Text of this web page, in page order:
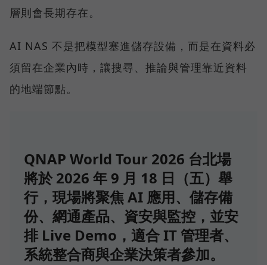
層則會長期存在。
AI NAS 不是把模型塞進儲存設備，而是在資料必
須留在企業內時，讓搜尋、推論與管理靠近資料
的地端節點。
QNAP World Tour 2026 台北場
將於 2026 年 9 月 18 日（五）舉
行，現場將聚焦 AI 應用、儲存備
份、網通產品、資安與監控，並安
排 Live Demo，適合 IT 管理者、
系統整合商與企業決策者參加。